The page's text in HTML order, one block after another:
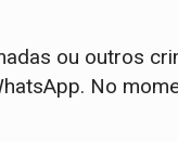
ou outros
No